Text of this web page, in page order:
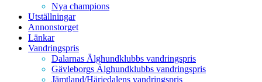
Nya champions
Utställningar
Annonstorget
Länkar
Vandringspris
Dalarnas Älghundklubbs vandringspris
Gävleborgs Älghundklubbs vandringspris
Jämtland/Härjedalens vandringspris